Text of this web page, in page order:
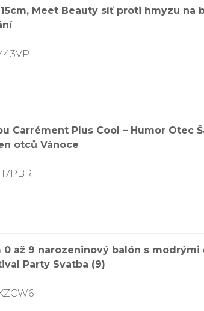
Meet Beauty síť proti hmyzu
Carrément Plus Cool – Humor
otců Vánoce
0 až 9 narozeninový balón s
Party Svatba (9)